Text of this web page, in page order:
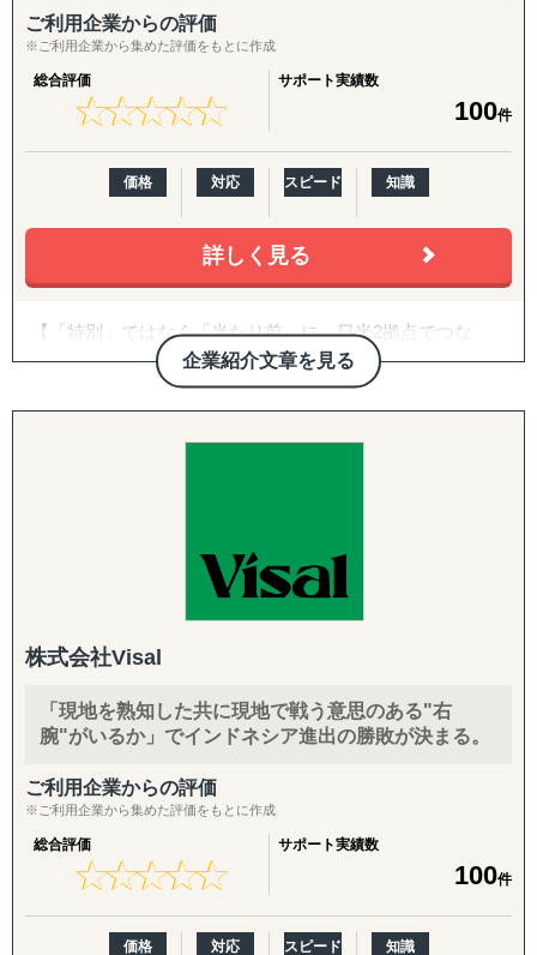
『集客活動チーム』
目的：海外現地で“売れる”ためのマーケティング活動を確
↳ 多言語サイト制作
↳ EC運用
↳ SNS運用
↳ インフルエンサー施策
↳ 画像・動画コンテンツ制作
目的：海外現地で最適なパートナーとの取引を創出する
↳ 商談向け資料制作
↳ 企業リストアップ
↳ アポイント取得
↳ 商談創出・交渉サポート
目的：海外現地で活動するために必要な土台をつくる
↳ 会社設立（登記・銀行口座）
↳ 不動産探索（オフィス・倉庫・店舗・住居）
↳ 店舗開業パッケージ（許認可・内装・採用・集客）
------------------------------------
断」のために、合理的かつ包括的な支援を心がけていま
す。
ありがたいことに、これまでたくさんの企業様を支援させ
ていただきましたが、相談いただくほどんどの企業様が、
「どの国・地域に参入すべきかわからない」
「進出に踏み切れる客観的データがない」
「海外進出がはじめてだから落とし穴が多そうで困ってい
る」
などいったお悩みを抱えています。こういったお悩みの企
業のご担当者は、ぜひ一度、アクシアマーケティングにご
東南アジアや中国、韓国、インドをはじめ、北米や欧州と
いった幅広い国・地域での調査実績があり、調査・分析に
特化している弊社が、貴社の海外事業の成功に向けて、伴
走支援させていただきます。
【よくご相談いただく内容】
「どの国・地域に参入すべきかわからない」
「進出に踏み切れる客観的データがない」
「海外進出がはじめてだから落とし穴が多そうで困ってい
る」
「公開情報が少ないニッチな市場を細かい粒度で分析した
い」
「現地の消費者ニーズや嗜好が理解できない」
「競合他社の動向や市場内でのポジショニング戦略が定ま
らない」
「法規制、税制、輸入関税などの複雑な規制を把握するの
が難しい」
ご利用企業からの評価
※ご利用企業から集めた評価をもとに作成
総合評価
★★★★★
★★★★★
サポート実績数
100件
価格 対応 スピード 知識
詳しく見る
企業紹介文章を見る
【「特別」ではなく「当たり前」に。日米2拠点でつな
ぐ、伴走型の海外進出支援】
株式会社グロスペリティは、**「海外進出の成功を"特
別"ではなく"当たり前"にする」**ことをミッションに掲
立案と米国現地での実行を、同じチームでシームレスにつ
なぐ体制を強みとしています。
年間約50社、累計100社以上の日本企業の海外進出をご支
援。食品・日用品・キッチン用品・伝統工芸品・スポーツ
用品・機械部品・化粧品など、対応業界は10以上にわたり
ます。「英語ができない」「輸出経験がない」中小企業の
最初の一歩から、本格的な売上拡大までを、日本語で安心
【こんなお悩みをお持ちの企業さまへ】
・海外展開に興味はあるが、「どの国に・何を・どうやっ
て」売るかの方向性が定まっていない
・現地に売り込む営業リソース・ノウハウが社内にない
・自社に合うパートナー・代理店をどう探せばよいかわか
株式会社Visal
「現地を熟知した共に現地で戦う意思のある"右
腕"がいるか」でインドネシア進出の勝敗が決まる。
ご利用企業からの評価
※ご利用企業から集めた評価をもとに作成
総合評価
★★★★★
★★★★★
サポート実績数
100件
価格 対応 スピード 知識